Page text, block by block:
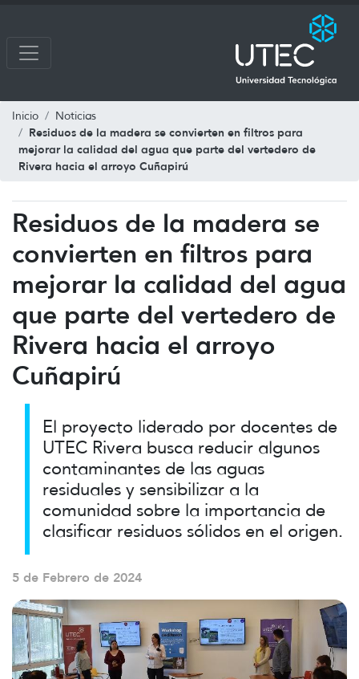
Inicio Noticias
Residuos de la madera se convierten en filtros para
mejorar la calidad del agua que parte del vertedero de
Rivera hacia el arroyo Cuñapirú
Residuos de la madera se
convierten en filtros para
mejorar la calidad del agua
que parte del vertedero de
Rivera hacia el arroyo
Cuñapirú
El proyecto liderado por docentes de
UTEC Rivera busca reducir algunos
contaminantes de las aguas
residuales y sensibilizar a la
comunidad sobre la importancia de
clasificar residuos sólidos en el origen.
5 de Febrero de 2024